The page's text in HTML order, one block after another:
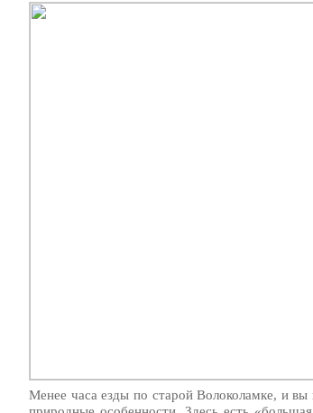
Менее часа езды по старой Волоколамке, и